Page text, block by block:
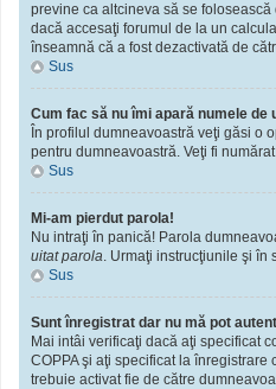
previne ca altcineva să se
dacă accesaţi forumul de la un
înseamnă că a fost dezactivată de
Sus
Cum fac să nu îmi apară numele
În profilul dumneavoastră veţi găsi o
pentru dumneavoastră. Veţi fi
Sus
Mi-am pierdut parola!
Nu intraţi în panică! Parola
uitat parola. Urmaţi instrucţiunile şi în
Sus
Sunt înregistrat dar nu mă pot
Mai intâi verificaţi dacă aţi specificat
COPPA şi aţi specificat la
trebuie activat fie de către